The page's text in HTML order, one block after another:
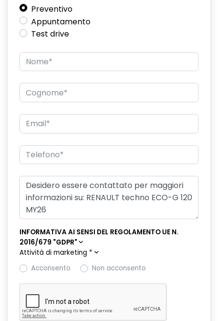
cerchi in lega da 18''
climatizzatore automatico
design cerchi in lega da 18'' diamantati black hole
distance warning avviso distanza di sicurezza
doppio fondo bagagliaio
driver display 10''
eCall funzionalità soggetta a copertura di rete;
compatibilità 2G/3G o 4G/5G a seconda del veicolo
emergency lane keep assist assistenza d'emergenza al
mantenimento della corsia
fari posteriori FULL LED 3D con firma luminosa dinamica C-
SHAPE
frecce di direzione
freno di stazionamento elettrico con funzione Auto-Hold
HARM02
indicatore cambio marcia
Preventivo
Appuntamento
Test drive
INFORMATIVA AI SENSI DEL REGOLAMENTO UE N.
2016/679 "GDPR"
Attività di marketing *
Acconsento
Non acconsento